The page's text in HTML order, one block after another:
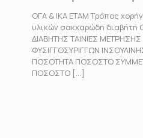
ΟΓΑ & ΙΚΑ ΕΤΑΜ Τρόπος
υλικών σακχαρώδη διαβήτη
ΔΙΑΒΗΤΗΣ ΤΑΙΝΙΕΣ
ΦΥΣΙΓΓΟΣΥΡΙΓΓΩΝ
ΠΟΣΟΤΗΤΑ ΠΟΣΟΣΤΟ
ΠΟΣΟΣΤΟ […]